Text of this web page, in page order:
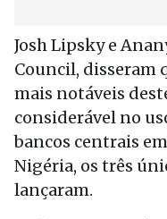
Josh Lipsky e
Council, disseram
mais notáveis
considerável no
bancos centrais
Nigéria, os três
lançaram.